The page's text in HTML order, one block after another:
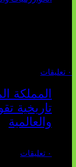
٠ تعليقات
المملكة
تاريخية
والعالمية
٠ تعليقات